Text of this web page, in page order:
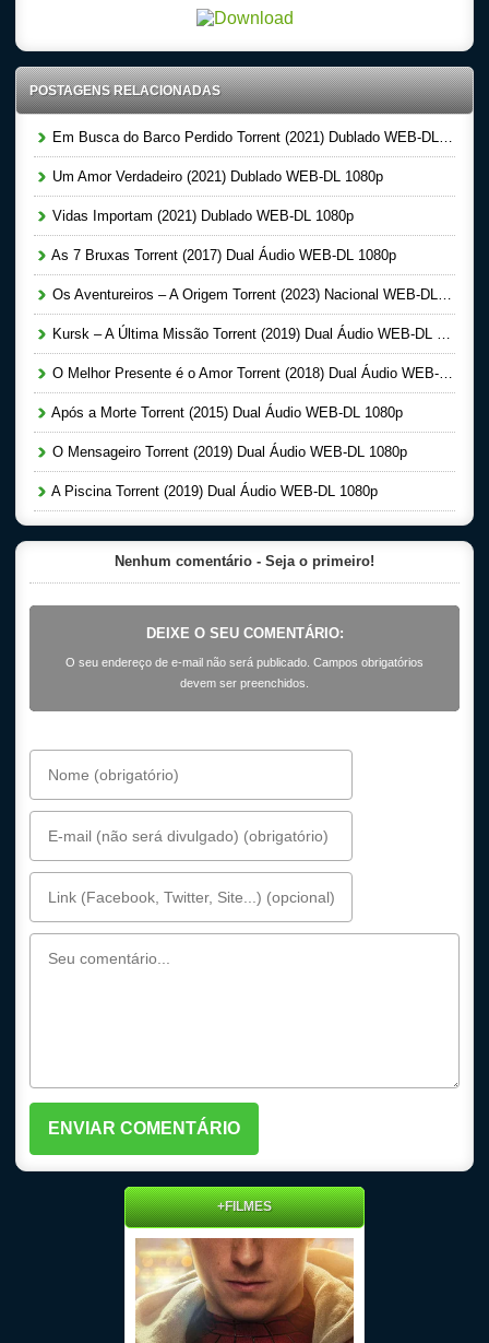
POSTAGENS RELACIONADAS
Em Busca do Barco Perdido Torrent (2021) Dublado WEB-DL 1080p
Um Amor Verdadeiro (2021) Dublado WEB-DL 1080p
Vidas Importam (2021) Dublado WEB-DL 1080p
As 7 Bruxas Torrent (2017) Dual Áudio WEB-DL 1080p
Os Aventureiros – A Origem Torrent (2023) Nacional WEB-DL 1080p
Kursk – A Última Missão Torrent (2019) Dual Áudio WEB-DL 1080p
O Melhor Presente é o Amor Torrent (2018) Dual Áudio WEB-DL 1080p
Após a Morte Torrent (2015) Dual Áudio WEB-DL 1080p
O Mensageiro Torrent (2019) Dual Áudio WEB-DL 1080p
A Piscina Torrent (2019) Dual Áudio WEB-DL 1080p
Nenhum comentário - Seja o primeiro!
DEIXE O SEU COMENTÁRIO:
O seu endereço de e-mail não será publicado. Campos obrigatórios
devem ser preenchidos.
+FILMES